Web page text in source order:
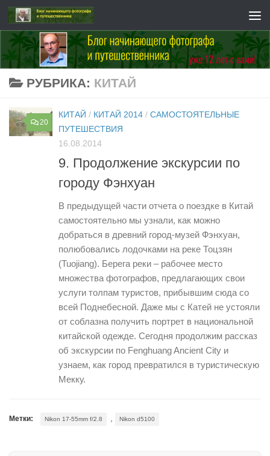
Перейти к содержимому
РУБРИКА: КИТАЙ
20
КИТАЙ / КИТАЙ 2014 / САМОСТОЯТЕЛЬНЫЕ
ПУТЕШЕСТВИЯ
16.08.2014
9. Продолжение экскурсии по
городу Фэнхуан
В предыдущей части отчета о поездке в Китай
самостоятельно мы узнали, как можно
добраться в древний город-музей Фэнхуан,
полюбовались лодочками на реке Тоцзян
(Tuojiang). Берега реки – рабочее место
множества фотографов, предлагающих свои
услуги толпам туристов, прибывшим сюда со
всей Поднебесной. Даже мы с Катей не устояли
от соблазна получить портрет в национальной
китайской одежде. Сегодня продолжим рассказ
об экскурсии по Fenghuang Ancient City и
узнаем, как город превратился в туристическую
Мекку.
Метки: Nikon 17-55mm f/2.8 , Nikon d5100